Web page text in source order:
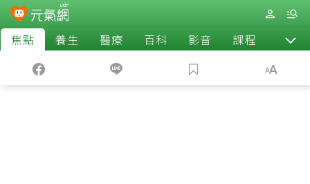
焦點 養生 醫療 百科 影音 課程 退休